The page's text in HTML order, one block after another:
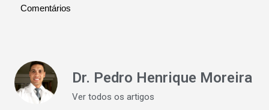
Comentários
Dr. Pedro Henrique Moreira
Ver todos os artigos